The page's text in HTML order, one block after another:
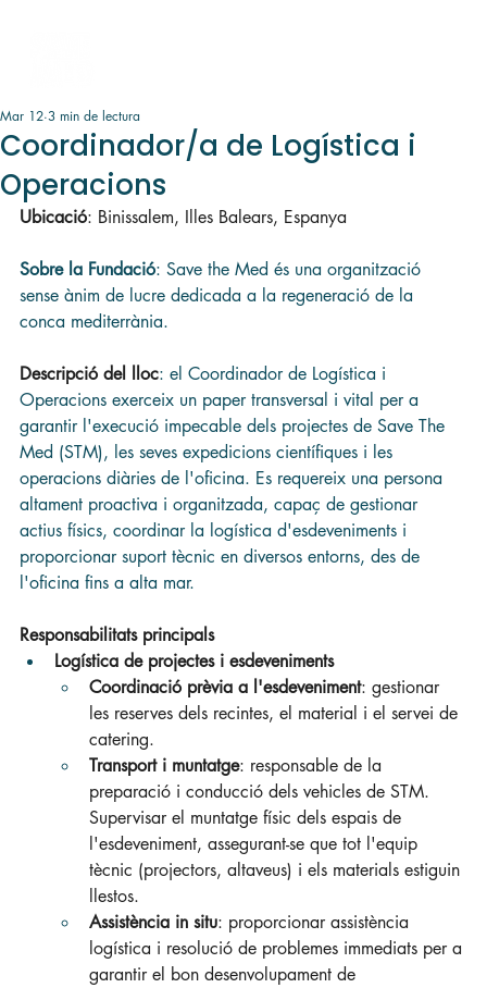
Coordinador/a de Logística i
Operacions
Mar 12 3 min de lectura
Ubicació: Binissalem, Illes Balears, Espanya
Sobre la Fundació: Save the Med és una organització
sense ànim de lucre dedicada a la regeneració de la
conca mediterrània.
Descripció del lloc: el Coordinador de Logística i
Operacions exerceix un paper transversal i vital per a
garantir l'execució impecable dels projectes de Save The
Med (STM), les seves expedicions científiques i les
operacions diàries de l'oficina. Es requereix una persona
altament proactiva i organitzada, capaç de gestionar
actius físics, coordinar la logística d'esdeveniments i
proporcionar suport tècnic en diversos entorns, des de
l'oficina fins a alta mar.
Responsabilitats principals
Logística de projectes i esdeveniments
Coordinació prèvia a l'esdeveniment: gestionar
les reserves dels recintes, el material i el servei de
catering.
Transport i muntatge: responsable de la
preparació i conducció dels vehicles de STM.
Supervisar el muntatge físic dels espais de
l'esdeveniment, assegurant-se que tot l'equip
tècnic (projectors, altaveus) i els materials estiguin
llestos.
Assistència in situ: proporcionar assistència
logística i resolució de problemes immediats per a
garantir el bon desenvolupament de